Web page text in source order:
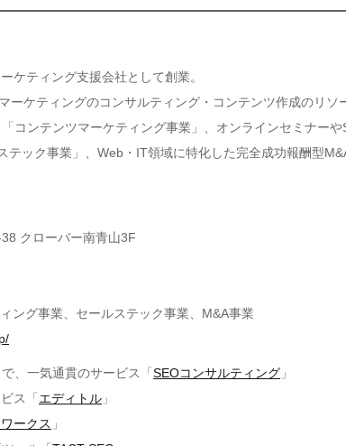
ケティング支援会社として創業。
ーケティングのコンサルティング・コンテンツ作成のリソ
コンテンツマーケティング事業」、オンラインセミナー
テック事業」、Web・IT領域に特化した完全成功報酬型
クローバー南青山3F
ング事業、セールステック事業、M&A事業
、一気通貫のサービス「 SEOコンサルティング 」
ス「 エディトル 」
ークス 」